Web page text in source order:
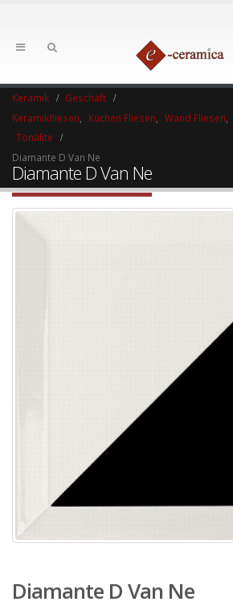
Keramik
Geschäft
Keramikfliesen
Küchen Fliesen Wand Fliesen
Tonalite
Diamante D Van Ne
Diamante D Van Ne
Diamante D Van Ne